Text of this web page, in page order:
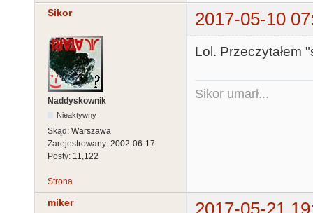
Sikor 2017-05-10
Naddyskownik
Nieaktywny
Skąd: Warszawa
Zarejestrowany: 2002-06-17
Posty: 11,122
Lol. Przeczytałem
Sikor umarł...
Strona
miker 2017-05-21